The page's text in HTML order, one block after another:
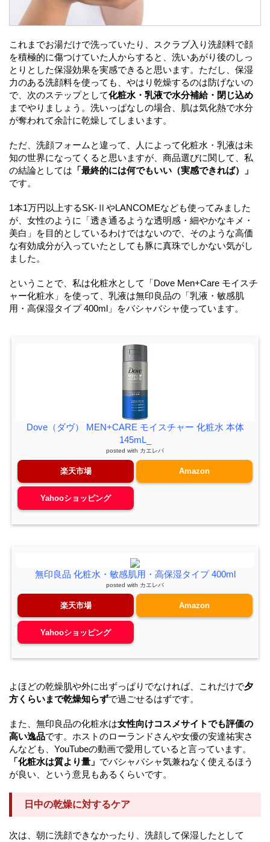
これまでお湯だけで洗っていたり、スクラブ入り洗顔料で顔
を積極的に傷つけていた人からすると、洗いあがり後のしっ
とりとした保湿効果を実感できると思います。ただし、保湿
力のある洗顔料を使っても、やはり乾燥するのは防げないの
で、次のステップとして化粧水・乳液で水分補給・閉じ込め
までやりましょう。洗いっぱなしの場合、肌は気化熱で水分
が奪われて余計に乾燥してしまいます。
ただ、洗顔フォームと違って、人によって化粧水・乳液は未
知の世界になってくると思いますが、商品選びに関して、私
の結論としては 「最終的には何でもいい（実感できれば）」
です。
1本1万円以上するSK-ⅡやLANCOMEなども使ってみました
が、女性のように「透き通るような透明感・細やかなキメ・
美白」を目的としているわけではないので、そのような高価
な有効成分が入っていたとしても豚に真珠でしかない気がし
ました。
ということで、私は化粧水として「Dove Men+Care モイスチ
ャー化粧水」を使って、乳液は無印良品の「乳液・敏感肌
用・高保湿タイプ 400ml」をバシャバシャ使っています。
Dove（ダヴ） MEN+CARE モイスチャー 化粧水 本体
145mL_
posted with カエレバ
楽天市場 Amazon
Yahooショッピング
無印良品 化粧水・敏感肌用・高保湿タイプ 400ml
posted with カエレバ
楽天市場 Amazon
Yahooショッピング
よほどの乾燥肌や外に出ずっぱりでなければ、これだけで夕
方くらいまで乾燥知らずで過ごせるはずです。
また、無印良品の化粧水は女性向けコスメサイトでも評価の
高い逸品です。ホストのローランドさんや女優の安達祐実さ
んなども、YouTubeの動画で愛用していると言っています。
「化粧水は質より量」 でバシャバシャ気兼ねなく使えるほう
が良い、という意見もあるくらいです。
日中の乾燥に対するケア
次は、朝に洗顔できなかったり、洗顔して保湿したとして